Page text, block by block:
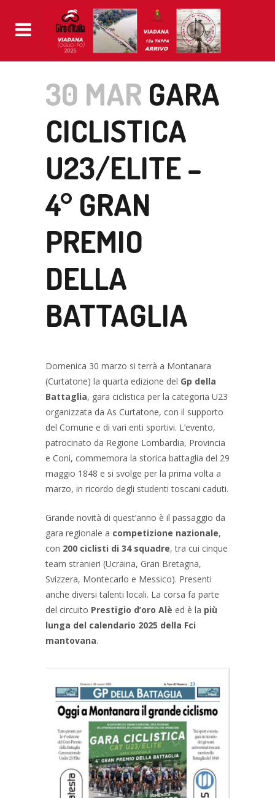
30 MAR GARA
CICLISTICA
U23/ELITE –
4° GRAN
PREMIO
DELLA
BATTAGLIA
Domenica 30 marzo si terrà a Montanara
(Curtatone) la quarta edizione del Gp della
Battaglia, gara ciclistica per la categoria U23
organizzata da As Curtatone, con il supporto
del Comune e di vari enti sportivi. L’evento,
patrocinato da Regione Lombardia, Provincia
e Coni, commemora la storica battaglia del 29
maggio 1848 e si svolge per la prima volta a
marzo, in ricordo degli studenti toscani caduti.
Grande novità di quest’anno è il passaggio da
gara regionale a competizione nazionale,
con 200 ciclisti di 34 squadre, tra cui cinque
team stranieri (Ucraina, Gran Bretagna,
Svizzera, Montecarlo e Messico). Presenti
anche diversi talenti locali. La corsa fa parte
del circuito Prestigio d’oro Alè ed è la più
lunga del calendario 2025 della Fci
mantovana.